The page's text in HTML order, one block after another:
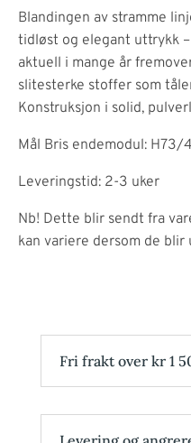
Blandingen av stramme
tidløst og elegant uttrykk
aktuell i mange år
slitesterke stoffer som
Konstruksjon i solid,
Mål Bris endemodul: H73/
Leveringstid: 2-3 uker
Nb! Dette blir sendt fra
kan variere dersom de blir
Fri frakt over kr 1